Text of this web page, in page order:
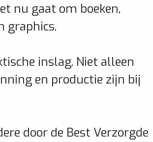
nu gaat om boeken,
graphics.
inslag. Niet alleen
en productie zijn bij
door de Best Verzorgde